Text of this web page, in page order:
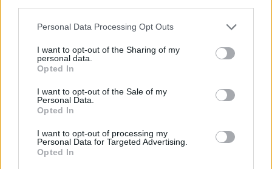
Personal Data Processing Opt Outs
I want to opt-out of the Sharing of my
personal data.
Opted In
I want to opt-out of the Sale of my
Personal Data.
Opted In
I want to opt-out of processing my
Personal Data for Targeted Advertising.
Opted In
Nyomtatott lapjaink archívuma
Székely Hírmondó archívuma
Sütibeállítások
Médiatér